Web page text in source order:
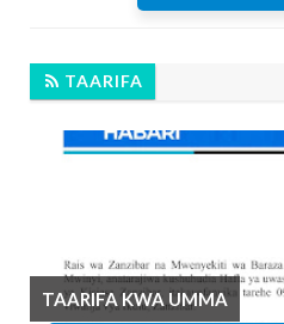
TAARIFA
TAARIFA KWA UMMA